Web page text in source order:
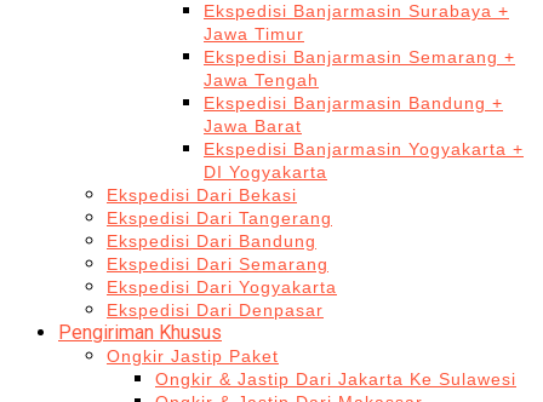
Ekspedisi Banjarmasin Surabaya +
Jawa Timur
Ekspedisi Banjarmasin Semarang +
Jawa Tengah
Ekspedisi Banjarmasin Bandung +
Jawa Barat
Ekspedisi Banjarmasin Yogyakarta +
DI Yogyakarta
Ekspedisi Dari Bekasi
Ekspedisi Dari Tangerang
Ekspedisi Dari Bandung
Ekspedisi Dari Semarang
Ekspedisi Dari Yogyakarta
Ekspedisi Dari Denpasar
Pengiriman Khusus
Ongkir Jastip Paket
Ongkir & Jastip Dari Jakarta Ke Sulawesi